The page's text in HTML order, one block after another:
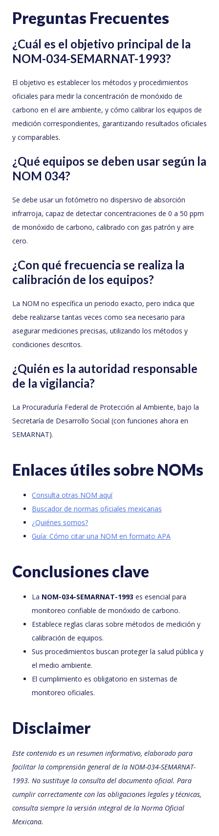
Preguntas Frecuentes
¿Cuál es el objetivo principal de la
NOM-034-SEMARNAT-1993?
El objetivo es establecer los métodos y procedimientos
oficiales para medir la concentración de monóxido de
carbono en el aire ambiente, y cómo calibrar los equipos de
medición correspondientes, garantizando resultados oficiales
y comparables.
¿Qué equipos se deben usar según la
NOM 034?
Se debe usar un fotómetro no dispersivo de absorción
infrarroja, capaz de detectar concentraciones de 0 a 50 ppm
de monóxido de carbono, calibrado con gas patrón y aire
cero.
¿Con qué frecuencia se realiza la
calibración de los equipos?
La NOM no específica un periodo exacto, pero indica que
debe realizarse tantas veces como sea necesario para
asegurar mediciones precisas, utilizando los métodos y
condiciones descritos.
¿Quién es la autoridad responsable
de la vigilancia?
La Procuraduría Federal de Protección al Ambiente, bajo la
Secretaría de Desarrollo Social (con funciones ahora en
SEMARNAT).
Enlaces útiles sobre NOMs
Consulta otras NOM aquí
Buscador de normas oficiales mexicanas
¿Quiénes somos?
Guía: Cómo citar una NOM en formato APA
Conclusiones clave
La NOM-034-SEMARNAT-1993 es esencial para
monitoreo confiable de monóxido de carbono.
Establece reglas claras sobre métodos de medición y
calibración de equipos.
Sus procedimientos buscan proteger la salud pública y
el medio ambiente.
El cumplimiento es obligatorio en sistemas de
monitoreo oficiales.
Disclaimer
Este contenido es un resumen informativo, elaborado para
facilitar la comprensión general de la NOM-034-SEMARNAT-
1993. No sustituye la consulta del documento oficial. Para
cumplir correctamente con las obligaciones legales y técnicas,
consulta siempre la versión integral de la Norma Oficial
Mexicana.